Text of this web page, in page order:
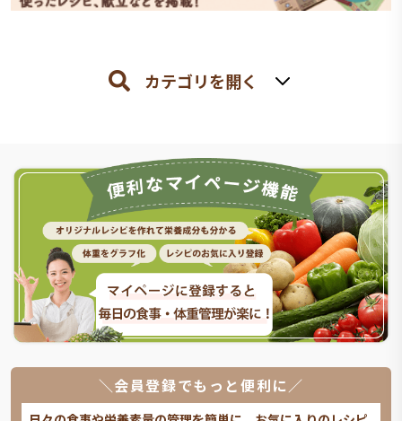
カテゴリを開く
＼会員登録でもっと便利に／